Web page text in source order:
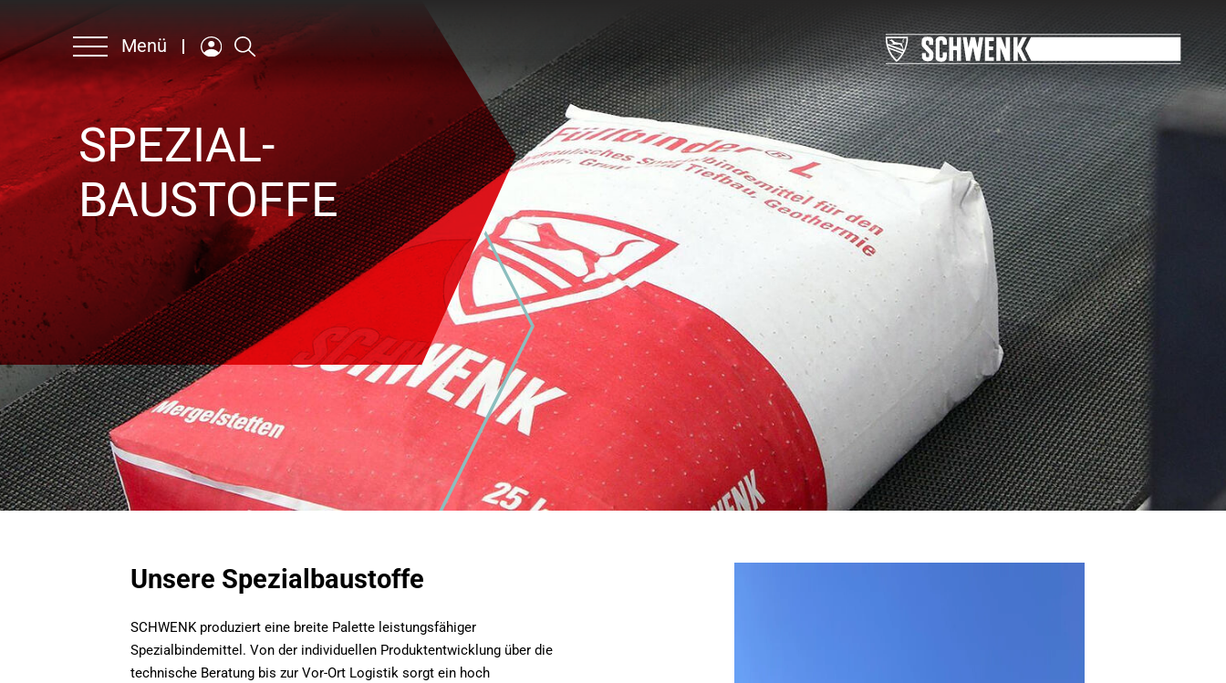
Unternehmen
Produkte & Lösungen
Nachhaltigkeit
Ansprechpartner
Karriere
Englisch
Menü
SPEZIAL-
BAUSTOFFE
Unsere Spezialbaustoffe
SCHWENK produziert eine breite Palette leistungsfähiger
Spezialbindemittel. Von der individuellen Produktentwicklung über die
technische Beratung bis zur Vor-Ort Logistik sorgt ein hoch